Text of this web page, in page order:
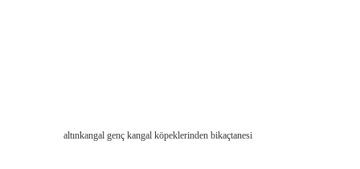
kangal köpek boğuşları ve yavrular
altınkangal genç kangal köpeklerinden bikaçtanesi